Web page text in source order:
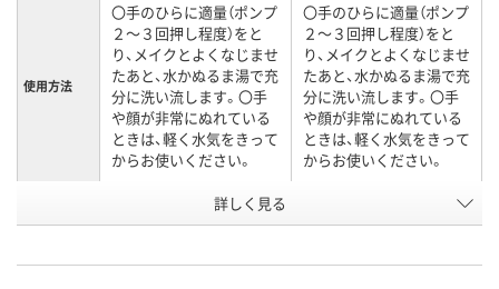
使用方法
〇手のひらに適量（ポンプ
２～３回押し程度）をと
り、メイクとよくなじませ
たあと、水かぬるま湯で充
分に洗い流します。〇手
や顔が非常にぬれている
ときは、軽く水気をきって
からお使いください。
〇手のひらに適量（ポンプ
２～３回押し程度）をと
り、メイクとよくなじませ
たあと、水かぬるま湯で充
分に洗い流します。〇手
や顔が非常にぬれている
ときは、軽く水気をきって
からお使いください。
詳しく見る